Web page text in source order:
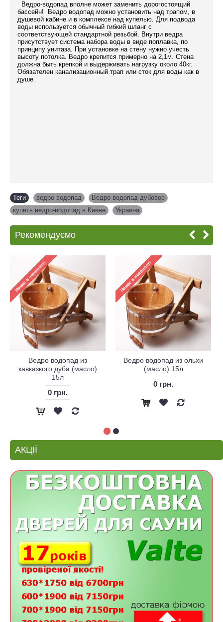
Ведро-водопад вполне может заменить дорогостоящий
бассейн! Ведро водопад можно установить над трапом, в
душевой кабине и в комплексе над купелью. Для подвода
воды используется обычный гибкий шланг с
соответствующей стандартной резьбой. Внутри ведра
присутствует система набора воды в виде поплавка, по
принципу унитаза. При установке на стену нужно учесть
высоту потолка. Ведро крепится примерно на 2,1м. Стена
должна быть крепкой и выдерживать нагрузку около 40кг.
Обязателен канализационный трап или сток для воды как в
душе.
Теги ведро водопад Ведро водопад дубовое
купить ведро-водопад в Киеве
Украина
Рекомендуємо
Ведро водопад из
кавказкого дуба (масло)
15л
0 грн.
Ведро водопад из ольхи
(масло) 15л
0 грн.
АКЦІЇ